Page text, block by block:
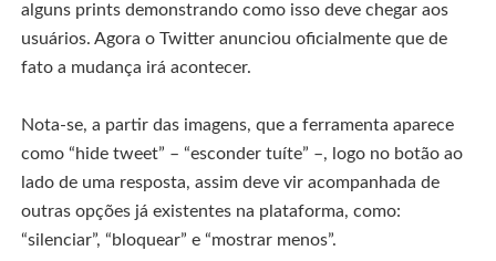
alguns prints demonstrando como isso deve chegar aos
usuários. Agora o Twitter anunciou oficialmente que de
fato a mudança irá acontecer.
Nota-se, a partir das imagens, que a ferramenta aparece
como “hide tweet” – “esconder tuíte” –, logo no botão ao
lado de uma resposta, assim deve vir acompanhada de
outras opções já existentes na plataforma, como:
“silenciar”, “bloquear” e “mostrar menos”.